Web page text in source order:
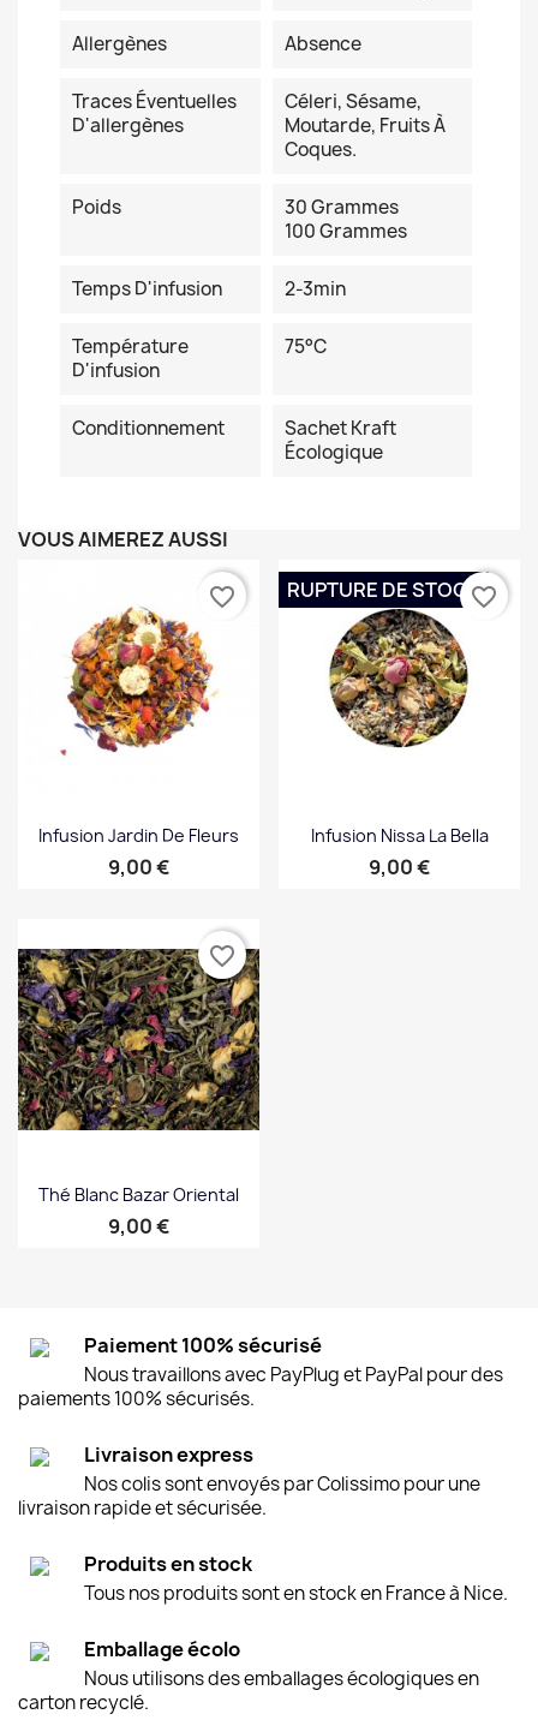
Allergènes Absence
Traces Éventuelles
D'allergènes
Céleri, Sésame,
Moutarde, Fruits À
Coques.
Poids
30 Grammes
100 Grammes
Temps D'infusion 2-3min
Température
D'infusion
75°C
Conditionnement
Sachet Kraft
Écologique
VOUS AIMEREZ AUSSI
Infusion Jardin De Fleurs
Prix
9,00 €
favorite_border
Infusion Nissa La Bella
Prix
9,00 €
RUPTURE DE STOCKfavorite_border
Thé Blanc Bazar Oriental
Prix
9,00 €
favorite_border
Paiement 100% sécurisé
Nous travaillons avec PayPlug et PayPal pour des
paiements 100% sécurisés.
Livraison express
Nos colis sont envoyés par Colissimo pour une
livraison rapide et sécurisée.
Produits en stock
Tous nos produits sont en stock en France à Nice.
Emballage écolo
Nous utilisons des emballages écologiques en
carton recyclé.